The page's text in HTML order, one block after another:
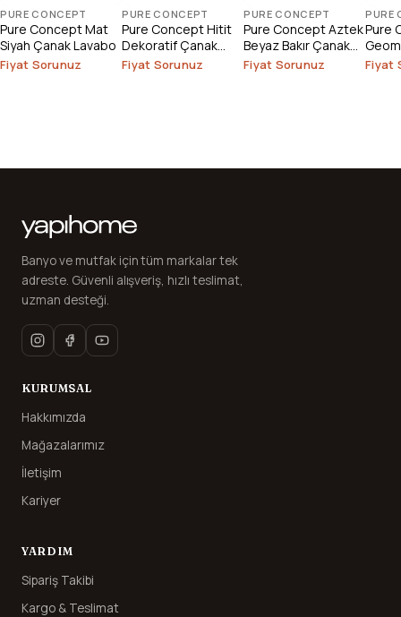
PURE CONCEPT
Pure Concept Mat
Siyah Çanak Lavabo
Fiyat Sorunuz
PURE CONCEPT
Pure Concept Hitit
Dekoratif Çanak
Lavabo
Fiyat Sorunuz
PURE CONCEPT
Pure Concept Aztek
Beyaz Bakır Çanak
Lavabo
Fiyat Sorunuz
PURE
Pure
Altın
Fiyat
Banyo ve mutfak için tüm markalar tek
adreste. Güvenli alışveriş, hızlı teslimat,
uzman desteği.
KURUMSAL
Hakkımızda
Mağazalarımız
İletişim
Kariyer
YARDIM
Sipariş Takibi
Kargo & Teslimat